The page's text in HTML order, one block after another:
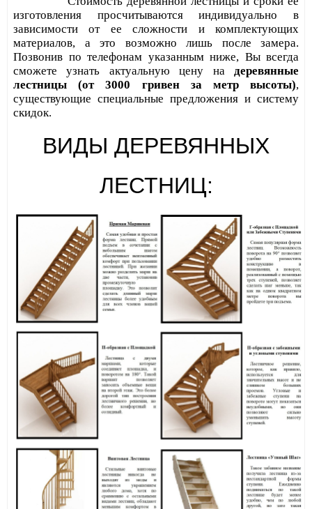
изготовления просчитываются индивидуально в
зависимости от ее сложности и комплектующих
материалов, а это возможно лишь после замера.
Позвонив по телефонам указанным ниже, Вы всегда
сможете узнать актуальную цену на деревянные
лестницы
(от 3000 гривен за метр высоты),
существующие специальные предложения и систему
скидок.
ВИДЫ ДЕРЕВЯННЫХ
ЛЕСТНИЦ: